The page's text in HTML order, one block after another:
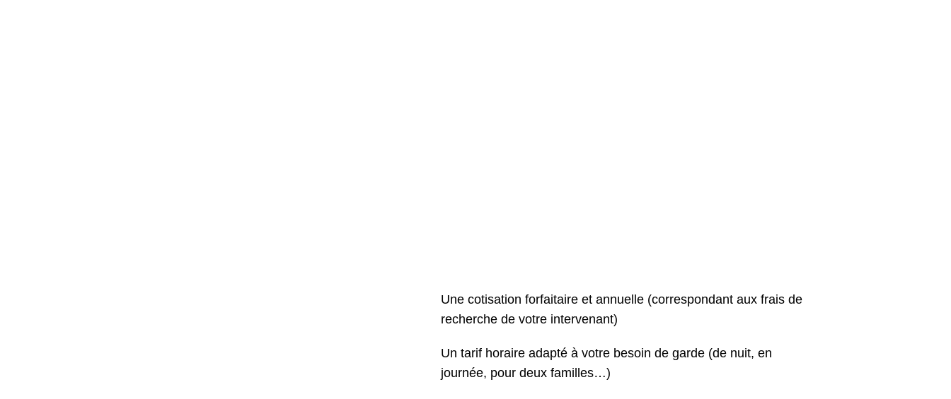
Une cotisation forfaitaire et annuelle (correspondant aux frais de
recherche de votre intervenant)
Un tarif horaire adapté à votre besoin de garde (de nuit, en
journée, pour deux familles…)